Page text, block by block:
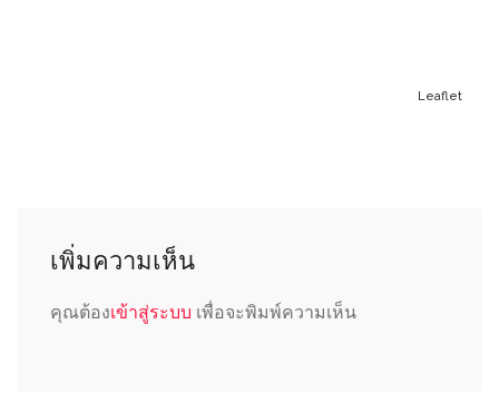
Leaflet
เพิ่มความเห็น
คุณต้องเข้าสู่ระบบ เพื่อจะพิมพ์ความเห็น